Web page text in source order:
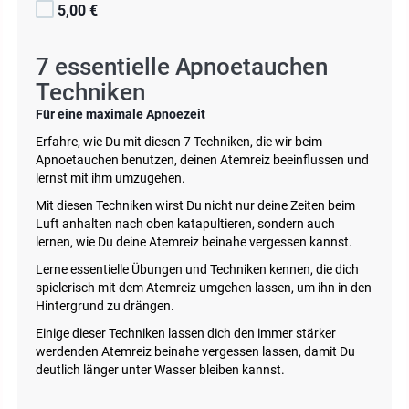
5,00 €
7 essentielle Apnoetauchen
Techniken
Für eine maximale Apnoezeit
Erfahre, wie Du mit diesen 7 Techniken, die wir beim
Apnoetauchen benutzen, deinen Atemreiz beeinflussen und
lernst mit ihm umzugehen.
Mit diesen Techniken wirst Du nicht nur deine Zeiten beim
Luft anhalten nach oben katapultieren, sondern auch
lernen, wie Du deine Atemreiz beinahe vergessen kannst.
Lerne essentielle Übungen und Techniken kennen, die dich
spielerisch mit dem Atemreiz umgehen lassen, um ihn in den
Hintergrund zu drängen.
Einige dieser Techniken lassen dich den immer stärker
werdenden Atemreiz beinahe vergessen lassen, damit Du
deutlich länger unter Wasser bleiben kannst.